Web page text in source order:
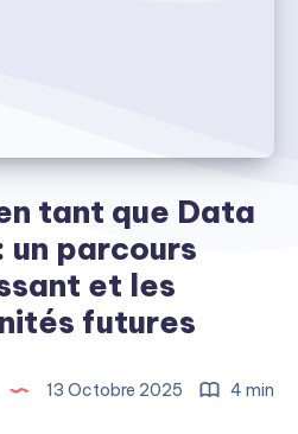
tant que Data
un parcours
et les
futures
13 Octobre 2025 4 min